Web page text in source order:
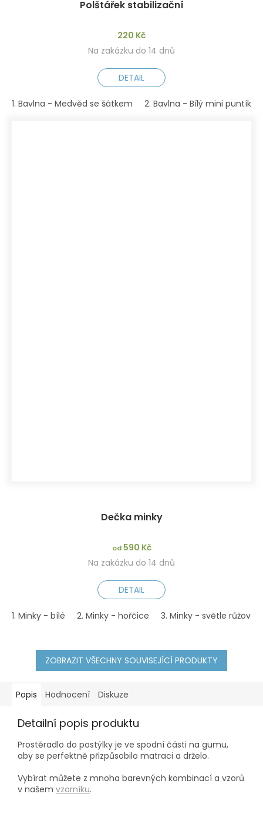
Polštářek stabilizační
220 Kč
Na zakázku do 14 dnů
DETAIL
1. Bavlna - Medvěd se šátkem 2. Bavlna - Bílý mini puntík
Dečka minky
od590 Kč
Na zakázku do 14 dnů
DETAIL
1. Minky - bílé 2. Minky - hořčice 3. Minky - světle růžové
ZOBRAZIT VŠECHNY SOUVISEJÍCÍ PRODUKTY
Popis Hodnocení Diskuze
Detailní popis produktu
Prostěradlo do postýlky je ve spodní části na gumu,
aby se perfektně přizpůsobilo matraci a drželo.
Vybírat můžete z mnoha barevných kombinací a vzorů
v našem vzorníku.